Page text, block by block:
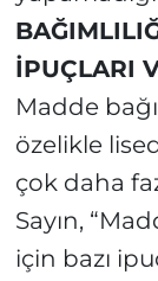
İPUÇLARI
Madde
özelikle
çok daha
Sayın,
için bazı